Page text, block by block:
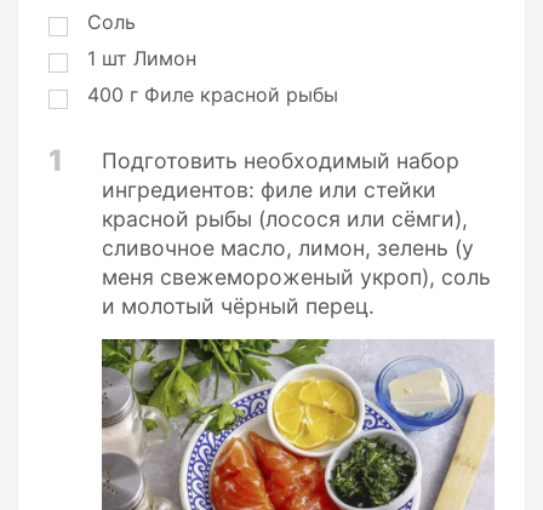
Соль
1 шт Лимон
400 г Филе красной рыбы
1
Подготовить необходимый набор
ингредиентов: филе или стейки
красной рыбы (лосося или сёмги),
сливочное масло, лимон, зелень (у
меня свежемороженый укроп), соль
и молотый чёрный перец.